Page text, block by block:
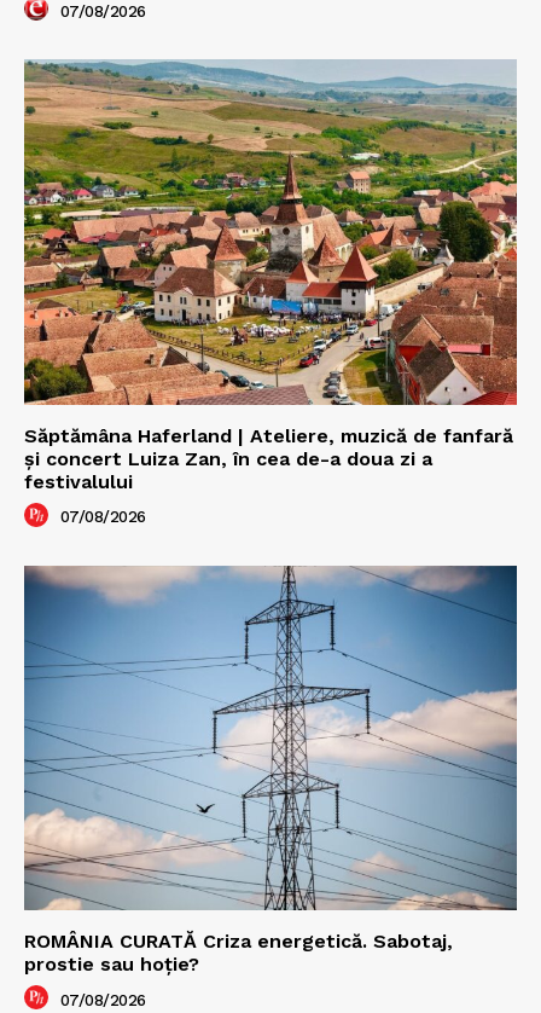
07/08/2026
Săptămâna Haferland | Ateliere, muzică de fanfară
şi concert Luiza Zan, în cea de-a doua zi a
festivalului
07/08/2026
ROMÂNIA CURATĂ Criza energetică. Sabotaj,
prostie sau hoție?
07/08/2026